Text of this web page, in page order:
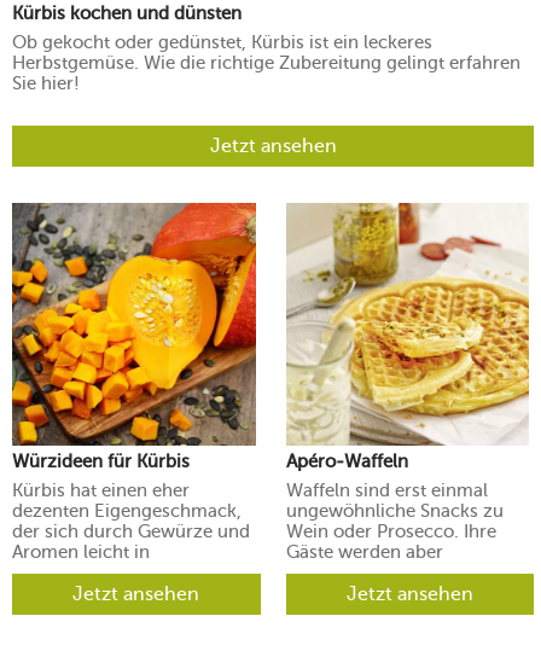
Kürbis kochen und dünsten
Ob gekocht oder gedünstet, Kürbis ist ein leckeres
Herbstgemüse. Wie die richtige Zubereitung gelingt erfahren
Sie hier!
Jetzt ansehen
Würzideen für Kürbis
Kürbis hat einen eher
dezenten Eigengeschmack,
der sich durch Gewürze und
Aromen leicht in
verschiedene Richtungen
lenken lässt.Jetzt ansehen
Apéro-Waffeln
Waffeln sind erst einmal
ungewöhnliche Snacks zu
Wein oder Prosecco. Ihre
Gäste werden aber
begeistert sein.
Jetzt ansehen